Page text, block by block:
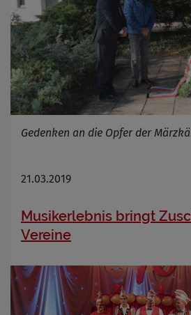
Gedenken an die Opfer der
21.03.2019
Musikerlebnis bringt
Vereine